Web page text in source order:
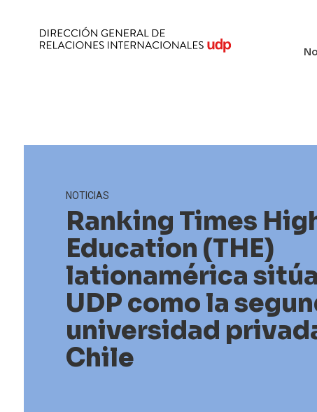
NOTICIAS
Ranking Times
Education (THE)
lationamérica
UDP como la
universidad
Chile